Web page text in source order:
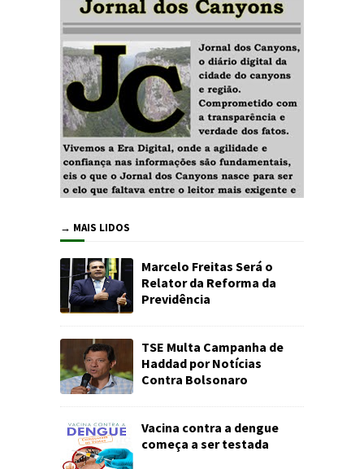
→ MAIS LIDOS
Marcelo Freitas Será o
Relator da Reforma da
Previdência
TSE Multa Campanha de
Haddad por Notícias
Contra Bolsonaro
Vacina contra a dengue
começa a ser testada